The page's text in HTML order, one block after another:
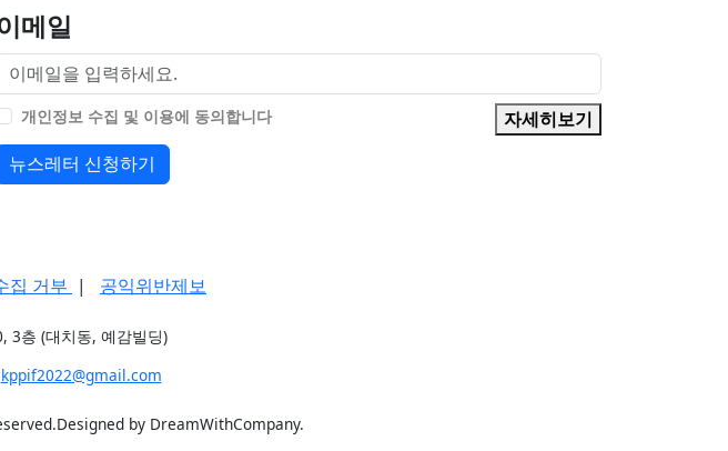
메일
개인정보 수집 및 이용에 동의합니다
자세히보기
뉴스레터 신청하기
집 거부 | 공익위반제보
3층 (대치동, 예감빌딩)
kppif2022@gmail.com
by DreamWithCompany.